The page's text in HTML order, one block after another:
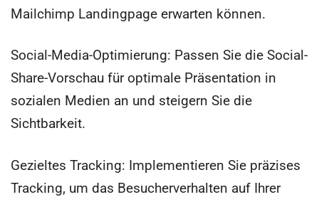
Mailchimp Landingpage erwarten können.
Social-Media-Optimierung: Passen Sie die Social-
Share-Vorschau für optimale Präsentation in
sozialen Medien an und steigern Sie die
Sichtbarkeit.
Gezieltes Tracking: Implementieren Sie präzises
Tracking, um das Besucherverhalten auf Ihrer